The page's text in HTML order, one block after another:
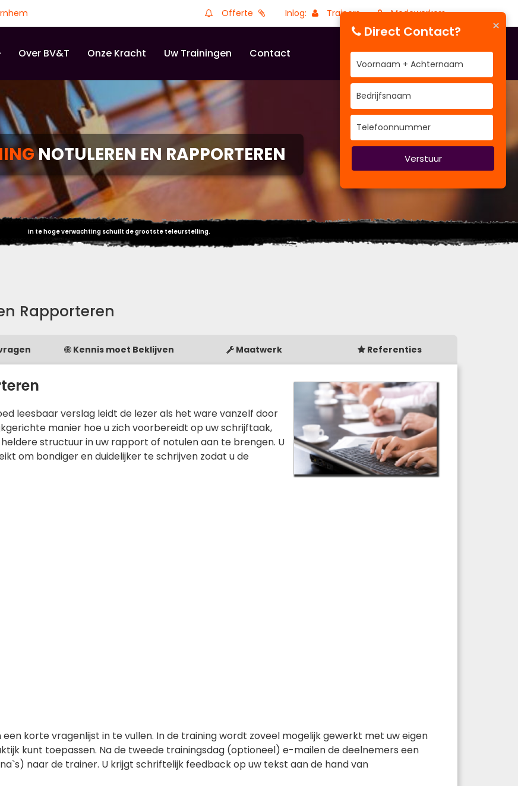
Offerte Inlog: Trainers Medewerkers
Over BV&T Onze Kracht Uw Trainingen Contact
NOTULEREN EN RAPPORTEREN
In te hoge verwachting schuilt de grootste teleurstelling.
Rapporteren
Kennis moet Beklijven Maatwerk Referenties
leesbaar verslag leidt de lezer als het ware vanzelf door
manier hoe u zich voorbereidt op uw schrijftaak,
structuur in uw rapport of notulen aan te brengen. U
om bondiger en duidelijker te schrijven zodat u de
korte vragenlijst in te vullen. In de training wordt zoveel mogelijk gewerkt met uw eigen
kunt toepassen. Na de tweede trainingsdag (optioneel) e-mailen de deelnemers een
naar de trainer. U krijgt schriftelijk feedback op uw tekst aan de hand van
×
Direct Contact?
Verstuur